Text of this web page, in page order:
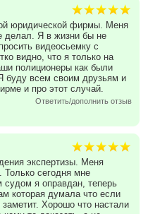
юридической фирмы. Меня
делал. Я в жизни бы не
видеосьемку с
видно, что я только на
полиционеры как были
буду всем своим друзьям и
и про этот случай.
Ответить/дополнить отзыв
экспертизы. Меня
Только сегодня мне
я оправдан, теперь
которая думала что если
заметит. Хорошо что настали